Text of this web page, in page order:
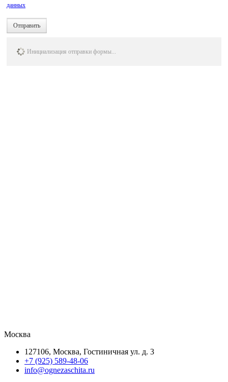
данных
Отправить
Инициализация отправки формы...
Москва
127106, Москва, Гостиничная ул. д. 3
+7 (925) 589-48-06
info@ognezaschita.ru